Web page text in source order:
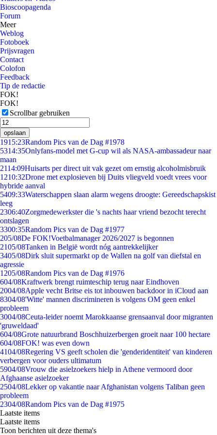
Bioscoopagenda
Forum
Meer
Weblog
Fotoboek
Prijsvragen
Contact
Colofon
Feedback
Tip de redactie
FOK!
FOK!
Scrollbar gebruiken
opslaan
1915:23Random Pics van de Dag #1978
5314:35Onlyfans-model met G-cup wil als NASA-ambassadeur naar
maan
2114:09Huisarts per direct uit vak gezet om ernstig alcoholmisbruik
1210:32Drone met explosieven bij Duits vliegveld voedt vrees voor
hybride aanval
5409:33Waterschappen slaan alarm wegens droogte: Gereedschapskist
leeg
2306:40Zorgmedewerkster die 's nachts haar vriend bezocht terecht
ontslagen
3300:35Random Pics van de Dag #1977
205/08De FOK!Voetbalmanager 2026/2027 is begonnen
2105/08Tanken in België wordt nóg aantrekkelijker
3405/08Dirk sluit supermarkt op de Wallen na golf van diefstal en
agressie
1205/08Random Pics van de Dag #1976
604/08Kraftwerk brengt ruimteschip terug naar Eindhoven
2004/08Apple vecht Britse eis tot inbouwen backdoor in iCloud aan
8304/08'Witte' mannen discrimineren is volgens OM geen enkel
probleem
3004/08Ceuta-leider noemt Marokkaanse grensaanval door migranten
'gruweldaad'
604/08Grote natuurbrand Boschhuizerbergen groeit naar 100 hectare
604/08FOK! was even down
4104/08Regering VS geeft scholen die 'genderidentiteit' van kinderen
verbergen voor ouders ultimatum
5904/08Vrouw die asielzoekers hielp in Athene vermoord door
Afghaanse asielzoeker
2504/08Lekker op vakantie naar Afghanistan volgens Taliban geen
probleem
2304/08Random Pics van de Dag #1975
Laatste items
Laatste items
Toon berichten uit deze thema's